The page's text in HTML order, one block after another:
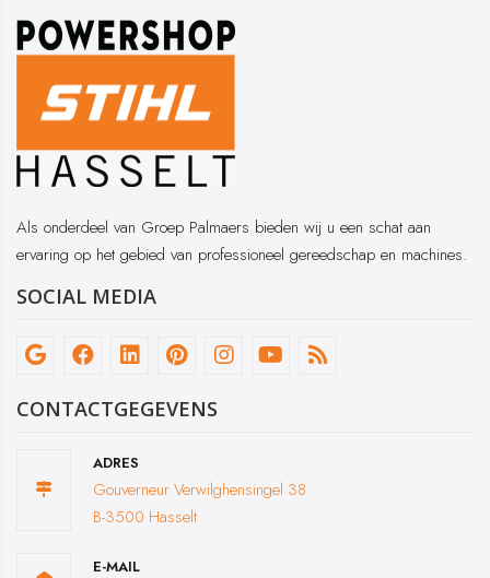
Als onderdeel van Groep Palmaers bieden wij u een schat aan
ervaring op het gebied van professioneel gereedschap en machines.
SOCIAL MEDIA
CONTACTGEGEVENS
ADRES
Gouverneur Verwilghensingel 38
B-3500 Hasselt
E-MAIL